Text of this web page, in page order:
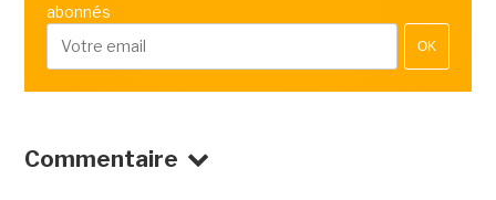
abonnés
OK
Commentaire